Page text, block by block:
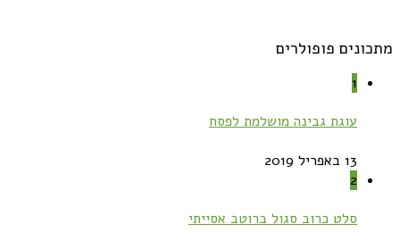
מתכונים פופולרים
1
עוגת גבינה מושלמת לפסח
13 באפריל 2019
2
סלט כרוב סגול ברוטב אסייתי